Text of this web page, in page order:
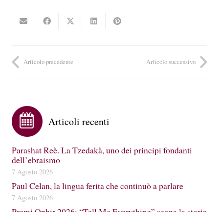
Articolo precedente Articolo successivo
Articoli recenti
Parashat Reè. La Tzedakà, uno dei principi fondanti
dell’ebraismo
7 Agosto 2026
Paul Celan, la lingua ferita che continuò a parlare
7 Agosto 2026